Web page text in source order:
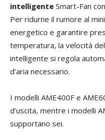
intelligente Smart-Fan
Per ridurne il rumore al
energetico e garantire
temperatura, la velocità
intelligente si regola
d’aria necessario.
I modelli AME400F e
d’uscita, mentre i modelli
supportano sei.